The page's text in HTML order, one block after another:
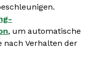
, um automatische
nach Verhalten der